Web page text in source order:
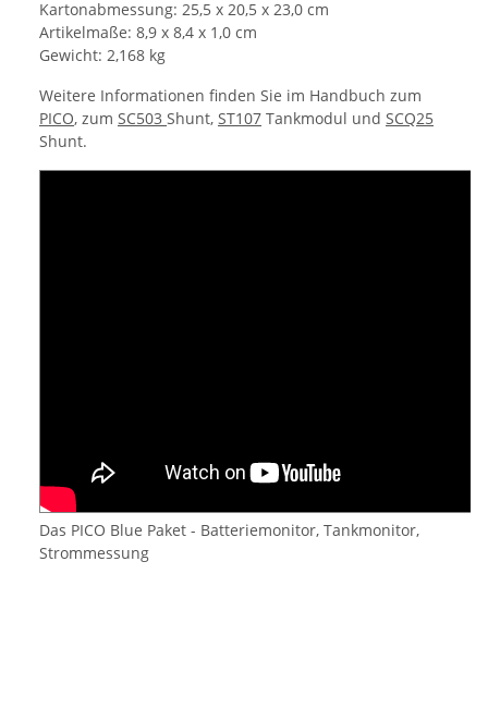
Kartonabmessung: 25,5 x 20,5 x 23,0 cm
Artikelmaße: 8,9 x 8,4 x 1,0 cm
Gewicht: 2,168 kg
Weitere Informationen finden Sie im Handbuch zum
PICO, zum SC503 Shunt, ST107 Tankmodul und SCQ25
Shunt.
Das PICO Blue Paket - Batteriemonitor, Tankmonitor,
Strommessung